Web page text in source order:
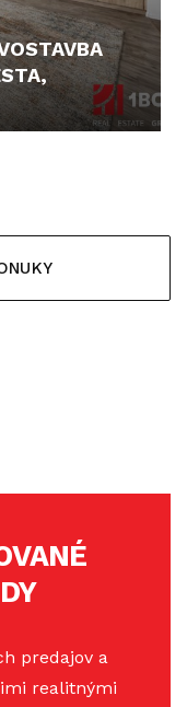
predajov a
realitnými